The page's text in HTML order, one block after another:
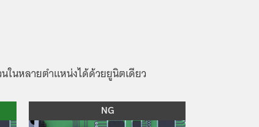
ในหลายตำแหน่งได้ด้วยยูนิตเดียว
NG